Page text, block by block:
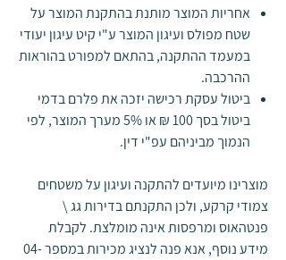
אחריות המוצר מותנת בהתקנת המוצר על
שטח מפולס ועיגון המוצר ע"י קיט עיגון יעודי
במעמד ההתקנה, בהתאם למפורט בהוראות
ההרכבה.
ביטול עסקת רכישה יזכה את פלרם בדמי
ביטול בסך 100 ₪ או 5% מערך המוצר, לפי
הנמוך מביניהם עפ"י דין.
מוצרינו מיועדים להתקנה ועיגון על משטחים
צמודי קרקע, ולכן התקנתם בדירות גג \
פנטהאוס ומרפסות אינה מומלצת. לקבלת
מידע נוסף, אנא פנה לנציג מכירות במספר 04-